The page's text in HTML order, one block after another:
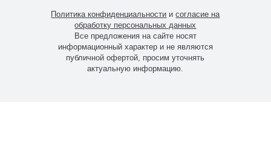
Все предложения на сайте носят
информационный характер и не являются
публичной офертой, просим уточнять
актуальную информацию.
Политика конфиденциальности исогласие на
обработку персональных данных